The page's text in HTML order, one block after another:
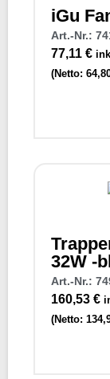
iGu
Art.-Nr.:
77,11 €
(Netto:
32W -
Art.-Nr.:
160,53 €
(Netto: